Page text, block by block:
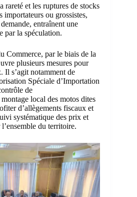
rareté et les ruptures de stocks
importateurs ou grossistes,
entraînent une
par la spéculation.
Commerce, par le biais de la
plusieurs mesures pour
Il s’agit notamment de
Spéciale d’Importation
de
local des motos dites
d’allègements fiscaux et
systématique des prix et
du territoire.